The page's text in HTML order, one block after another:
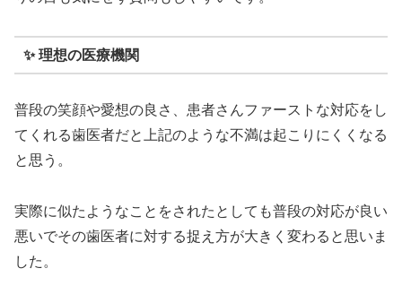
✨ 理想の医療機関
普段の笑顔や愛想の良さ、患者さんファーストな対応をし
てくれる歯医者だと上記のような不満は起こりにくくなる
と思う。
実際に似たようなことをされたとしても普段の対応が良い
悪いでその歯医者に対する捉え方が大きく変わると思いま
した。